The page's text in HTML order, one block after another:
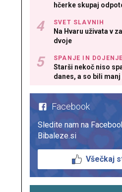
hčerke skupaj
SVET SLAVNIH
Na Hvaru uživata v
dvoje
SPANJE IN DOJENJE
Starši nekoč niso
danes, a so bili
Facebook
Sledite nam na
Bibaleze.si
Všečkaj